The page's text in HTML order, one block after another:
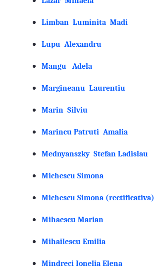
Limban Luminita Madi
Lupu Alexandru
Mangu Adela
Margineanu Laurentiu
Marin Silviu
Marincu Patruti Amalia
Mednyanszky Stefan Ladislau
Michescu Simona
Michescu Simona (rectificativa)
Mihaescu Marian
Mihailescu Emilia
Mindreci Ionelia Elena